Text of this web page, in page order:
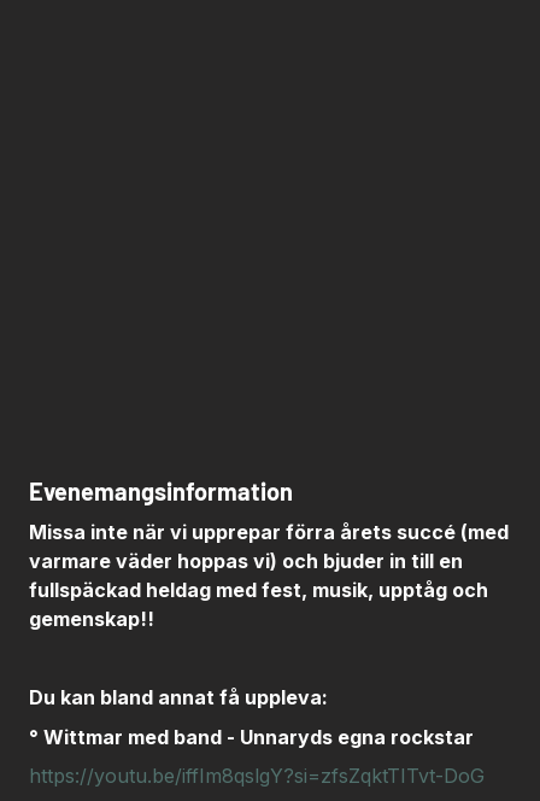
Evenemangsinformation
Missa inte när vi upprepar förra årets succé (med
varmare väder hoppas vi) och bjuder in till en
fullspäckad heldag med fest, musik, upptåg och
gemenskap!!
Du kan bland annat få uppleva:
° Wittmar med band - Unnaryds egna rockstar
https://youtu.be/iffIm8qslgY?si=zfsZqktTITvt-DoG